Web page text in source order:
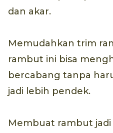
dan akar.
Memudahkan trim
rambut ini bisa
bercabang tanpa
jadi lebih pendek.
Membuat rambut